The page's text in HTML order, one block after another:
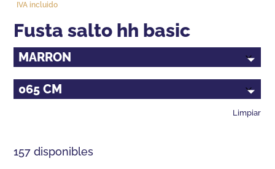
IVA incluido
fusta salto hh basic
Limpiar
157 disponibles